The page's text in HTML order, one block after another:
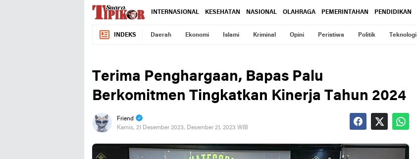
INTERNASIONAL KESEHATAN NASIONAL OLAHRAGA PEMERINTAHAN PENDIDIKAN
INDEKS Daerah Ekonomi Islami Kriminal Opini Peristiwa Politik Teknologi
Terima Penghargaan, Bapas Palu
Berkomitmen Tingkatkan Kinerja Tahun 2024
Friend
Kamis, 21 Desember 2023, Desember 21, 2023 WIB